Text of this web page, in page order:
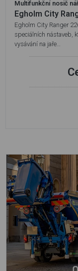
Multifunkční nosič
Egholm City
Egholm City Ranger
speciálních nástaveb,
vysávání na jaře…